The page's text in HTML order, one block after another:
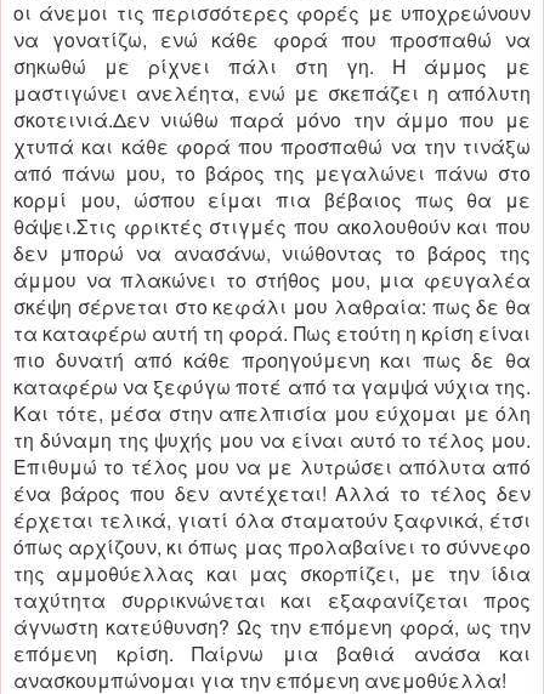
οι άνεμοι τις περισσότερες φορές με υποχρεώνουν
να γονατίζω, ενώ κάθε φορά που προσπαθώ να
σηκωθώ με ρίχνει πάλι στη γη. Η άμμος με
μαστιγώνει ανελέητα, ενώ με σκεπάζει η απόλυτη
σκοτεινιά.Δεν νιώθω παρά μόνο την άμμο που με
χτυπά και κάθε φορά που προσπαθώ να την τινάξω
από πάνω μου, το βάρος της μεγαλώνει πάνω στο
κορμί μου, ώσπου είμαι πια βέβαιος πως θα με
θάψει.Στις φρικτές στιγμές που ακολουθούν και που
δεν μπορώ να ανασάνω, νιώθοντας το βάρος της
άμμου να πλακώνει το στήθος μου, μια φευγαλέα
σκέψη σέρνεται στο κεφάλι μου λαθραία: πως δε θα
τα καταφέρω αυτή τη φορά. Πως ετούτη η κρίση είναι
πιο δυνατή από κάθε προηγούμενη και πως δε θα
καταφέρω να ξεφύγω ποτέ από τα γαμψά νύχια της.
Και τότε, μέσα στην απελπισία μου εύχομαι με όλη
τη δύναμη της ψυχής μου να είναι αυτό το τέλος μου.
Επιθυμώ το τέλος μου να με λυτρώσει απόλυτα από
ένα βάρος που δεν αντέχεται! Αλλά το τέλος δεν
έρχεται τελικά, γιατί όλα σταματούν ξαφνικά, έτσι
όπως αρχίζουν, κι όπως μας προλαβαίνει το σύννεφο
της αμμοθύελλας και μας σκορπίζει, με την ίδια
ταχύτητα συρρικνώνεται και εξαφανίζεται προς
άγνωστη κατεύθυνση? Ως την επόμενη φορά, ως την
επόμενη κρίση. Παίρνω μια βαθιά ανάσα και
ανασκουμπώνομαι για την επόμενη ανεμοθύελλα!